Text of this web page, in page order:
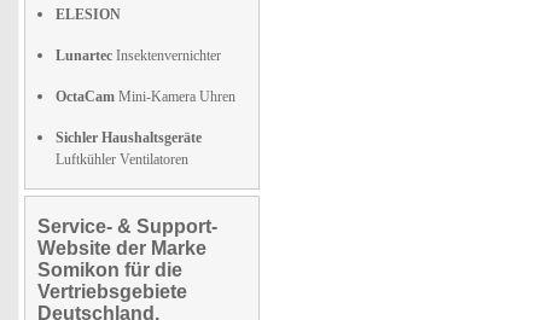
ELESION
Lunartec Insektenvernichter
OctaCam Mini-Kamera Uhren
Sichler Haushaltsgeräte
Luftkühler Ventilatoren
Service- & Support-
Website der Marke
Somikon für die
Vertriebsgebiete
Deutschland,